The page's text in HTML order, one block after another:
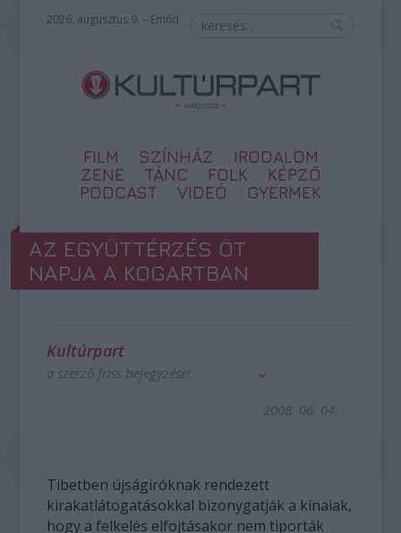
2026. augusztus 9. – Emőd
FILM SZÍNHÁZ
IRODALOM
ZENE
TÁNC FOLK
KÉPZŐ
PODCAST
VIDEÓ GYERMEK
AZ EGYÜTTÉRZÉS ÖT
NAPJA A KOGARTBAN
Kultúrpart
a szerző friss bejegyzései
2008. 06. 04.
Tibetben újságíróknak rendezett
kirakatlátogatásokkal bizonygatják a kínaiak,
hogy a felkelés elfojtásakor nem tiporták